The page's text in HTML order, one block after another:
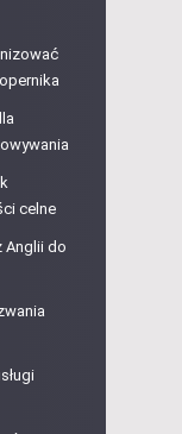
celne
Anglii do